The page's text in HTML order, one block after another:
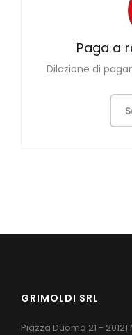
Paga a
Dilazione di
GRIMOLDI SRL
Piazza Duomo 21 -